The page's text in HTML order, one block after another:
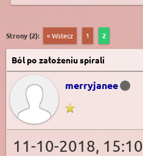
Strony (2): « Wstecz 1 2
Ból po założeniu spirali
merryjanee
11-10-2018, 15:10